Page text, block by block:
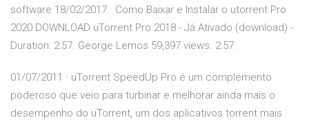
software 18/02/2017 · Como Baixar e Instalar o utorrent Pro
2020 DOWNLOAD uTorrent Pro 2018 - Já Ativado (download) -
Duration: 2:57. George Lemos 59,397 views. 2:57.
01/07/2011 · uTorrent SpeedUp Pro é um complemento
poderoso que veio para turbinar e melhorar ainda mais o
desempenho do uTorrent, um dos aplicativos torrent mais